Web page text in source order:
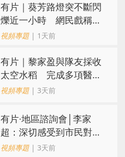
有片｜葵芳路燈突不斷閃
爍近一小時 網民戲稱
「葵芳夜繽紛」
視頻專題| 1天前
有片｜黎家盈與隊友採收
太空水稻 完成多項醫學
檢查
視頻專題| 3天前
有片∙地區諮詢會│李家
超：深切感受到市民對香
港未來期盼 會認真研究
視頻專題| 3天前